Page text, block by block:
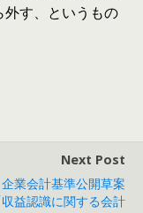
す、というもの
Next Post
企業会計基準公開草案
益認識に関する会計